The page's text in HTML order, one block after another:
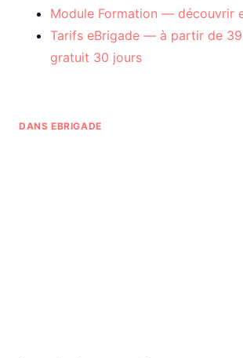
Module Formation — découvrir
Tarifs eBrigade — à partir de
gratuit 30 jours
DANS EBRIGADE